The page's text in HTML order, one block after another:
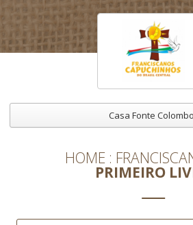
Casa Fonte Colombo
HOME
PRIMEIRO